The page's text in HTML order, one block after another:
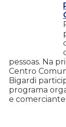
pessoas. Na
Centro
Bigardi
programa
e